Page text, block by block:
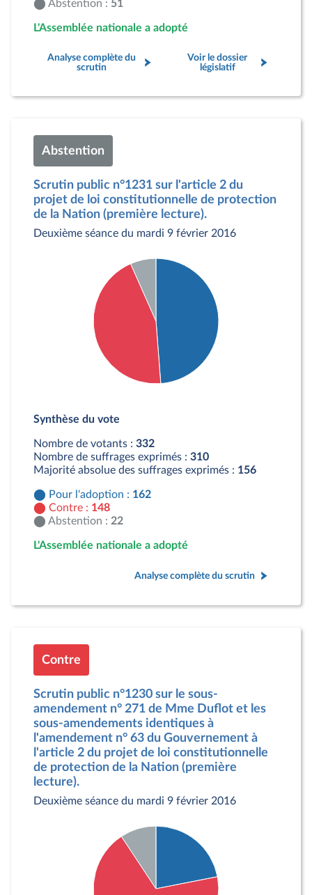
Abstention : 51
L'Assemblée nationale a adopté
Analyse complète du
scrutin
Voir le dossier
législatif
Abstention
Scrutin public n°1231 sur l'article 2 du
projet de loi constitutionnelle de protection
de la Nation (première lecture).
Deuxième séance du mardi 9 février 2016
Contre : 148 députés
Synthèse du vote
Nombre de votants : 332
Nombre de suffrages exprimés : 310
Majorité absolue des suffrages exprimés : 156
Pour l'adoption : 162
Contre : 148
Abstention : 22
L'Assemblée nationale a adopté
Analyse complète du scrutin
Contre
Scrutin public n°1230 sur le sous-
amendement n° 271 de Mme Duflot et les
sous-amendements identiques à
l'amendement n° 63 du Gouvernement à
l'article 2 du projet de loi constitutionnelle
de protection de la Nation (première
lecture).
Deuxième séance du mardi 9 février 2016